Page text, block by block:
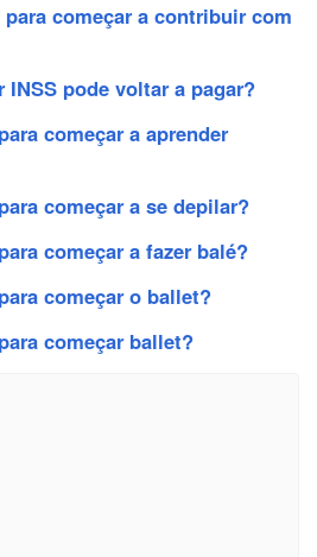
começar a contribuir com
INSS pode voltar a pagar?
começar a aprender
começar a se depilar?
começar a fazer balé?
começar o ballet?
começar ballet?